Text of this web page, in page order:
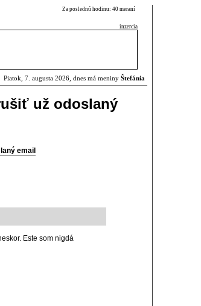
Za poslednú hodinu: 40 meraní
inzercia
Piatok, 7. augusta 2026, dnes má meniny Štefánia
už odoslaný
email
Este som nigdá